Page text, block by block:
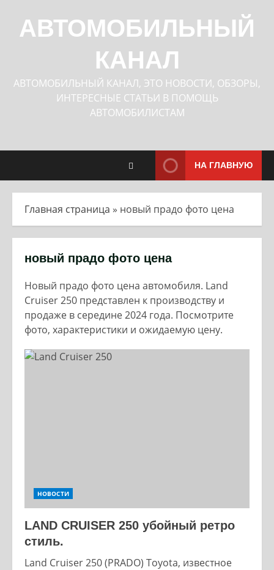
содержимому
АВТОМОБИЛЬНЫЙ
КАНАЛ
АВТОМОБИЛЬНЫЙ КАНАЛ, ЭТО НОВОСТИ, ОБЗОРЫ,
ИНТЕРЕСНЫЕ СТАТЬИ В ПОМОЩЬ
АВТОМОБИЛИСТАМ
НА ГЛАВНУЮ
Главная страница » новый прадо фото цена
новый прадо фото цена
Новый прадо фото цена автомобиля. Land
Cruiser 250 представлен к производству и
продаже в середине 2024 года. Посмотрите
фото, характеристики и ожидаемую цену.
НОВОСТИ
LAND CRUISER 250 убойный ретро
стиль.
Land Cruiser 250 (PRADO) Toyota, известное